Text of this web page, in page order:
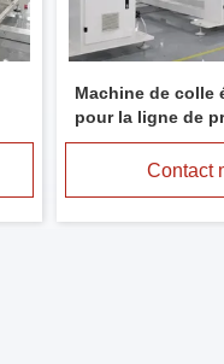
Machine de colle
pour la ligne de
modules solaires
Contact